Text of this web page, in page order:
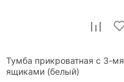
Тумба прикроватная с 3-мя
ящиками (белый)